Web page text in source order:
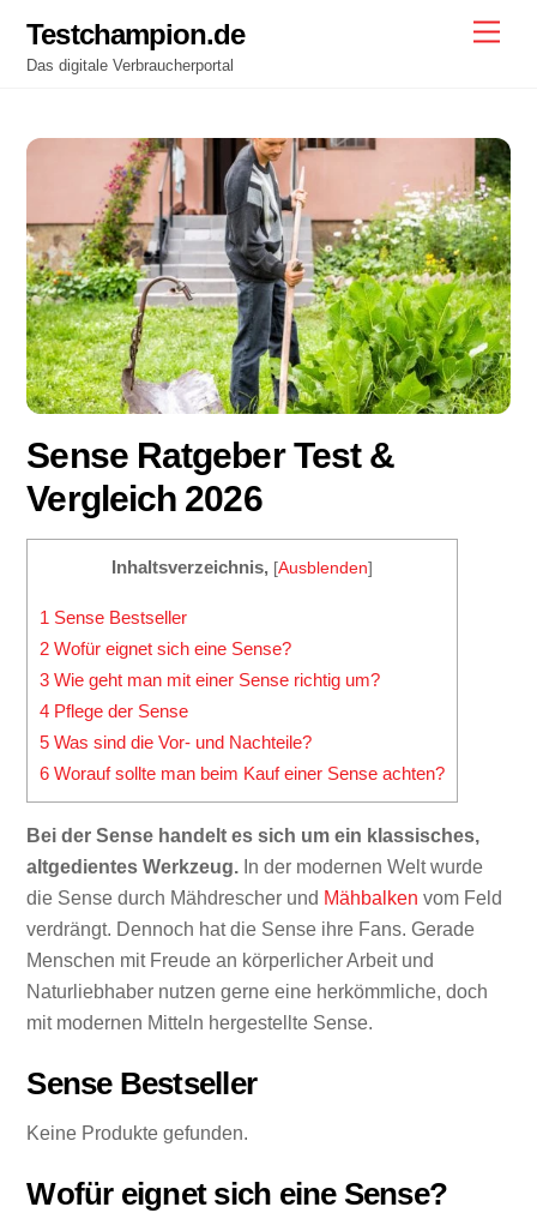
content
Testchampion.de
Das digitale Verbraucherportal
Sense Ratgeber Test &
Vergleich 2026
Inhaltsverzeichnis, [Ausblenden]
1 Sense Bestseller
2 Wofür eignet sich eine Sense?
3 Wie geht man mit einer Sense richtig um?
4 Pflege der Sense
5 Was sind die Vor- und Nachteile?
6 Worauf sollte man beim Kauf einer Sense achten?
Bei der Sense handelt es sich um ein klassisches,
altgedientes Werkzeug. In der modernen Welt wurde
die Sense durch Mähdrescher und Mähbalken vom Feld
verdrängt. Dennoch hat die Sense ihre Fans. Gerade
Menschen mit Freude an körperlicher Arbeit und
Naturliebhaber nutzen gerne eine herkömmliche, doch
mit modernen Mitteln hergestellte Sense.
Sense Bestseller
Keine Produkte gefunden.
Wofür eignet sich eine Sense?